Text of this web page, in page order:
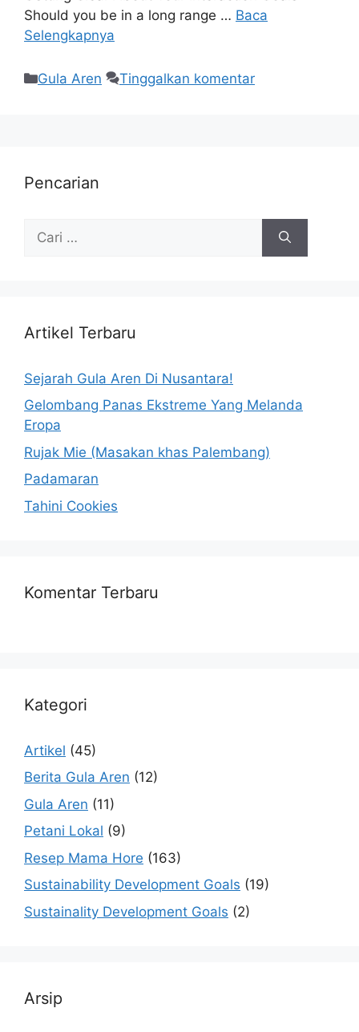
Should you be in a long range … Baca
Selengkapnya
Gula Aren Tinggalkan komentar
Pencarian
Artikel Terbaru
Sejarah Gula Aren Di Nusantara!
Gelombang Panas Ekstreme Yang Melanda
Eropa
Rujak Mie (Masakan khas Palembang)
Padamaran
Tahini Cookies
Komentar Terbaru
Kategori
Artikel (45)
Berita Gula Aren (12)
Gula Aren (11)
Petani Lokal (9)
Resep Mama Hore (163)
Sustainability Development Goals (19)
Sustainality Development Goals (2)
Arsip